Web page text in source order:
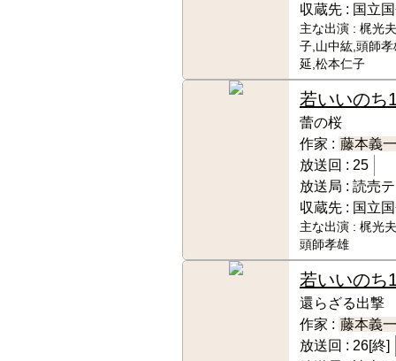
収蔵先 : 国立
主な出演 : 梶光
子,山中紘,頭師
延,松本仁子
若いいのち
蕾の桜
作家 : 藤本義一
放送回 : 25
放送局 : 読売
収蔵先 : 国立
主な出演 : 梶光
頭師孝雄
若いいのち
還らざる出撃
作家 : 藤本義一
放送回 : 26[終]